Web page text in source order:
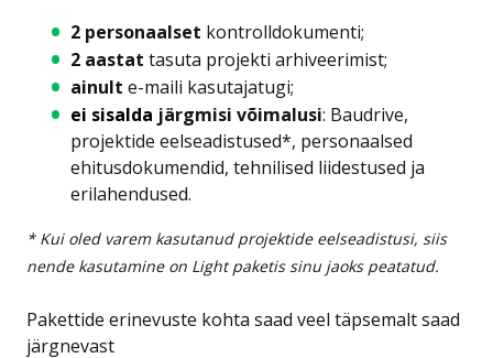
2 personaalset kontrolldokumenti;
2 aastat tasuta projekti arhiveerimist;
ainult e-maili kasutajatugi;
ei sisalda järgmisi võimalusi: Baudrive,
projektide eelseadistused*, personaalsed
ehitusdokumendid, tehnilised liidestused ja
erilahendused.
* Kui oled varem kasutanud projektide eelseadistusi, siis
nende kasutamine on Light paketis sinu jaoks peatatud.
Pakettide erinevuste kohta saad veel täpsemalt saad
järgnevast